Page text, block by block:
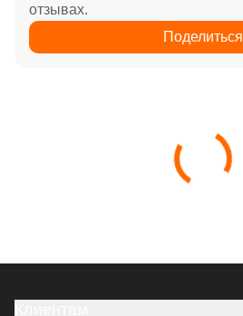
отзывах.
Поделиться